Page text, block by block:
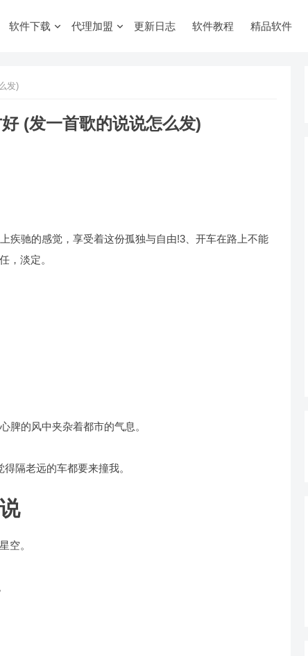
软件下载 代理加盟 更新日志 软件教程 精品软件
发)
(发一首歌的说说怎么发)
疾驰的感觉，享受着这份孤独与自由!3、开车在路上不能
，淡定。
脾的风中夹杂着都市的气息。
隔老远的车都要来撞我。
空。